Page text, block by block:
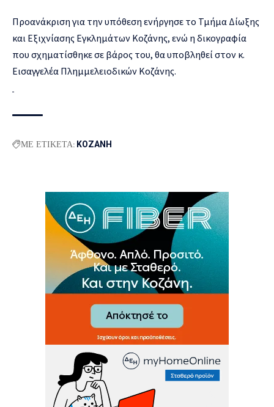
Προανάκριση για την υπόθεση ενήργησε το Τμήμα Δίωξης
και Εξιχνίασης Εγκλημάτων Κοζάνης, ενώ η δικογραφία
που σχηματίσθηκε σε βάρος του, θα υποβληθεί στον κ.
Εισαγγελέα Πλημμελειοδικών Κοζάνης.
ΜΕ ΕΤΙΚΕΤΑ: ΚΟΖΑΝΗ